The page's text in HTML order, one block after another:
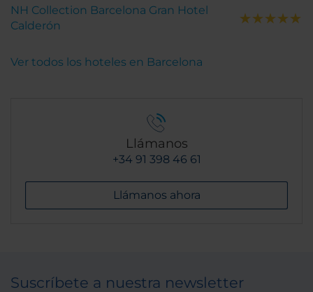
NH Collection Barcelona Gran Hotel
Calderón
Ver todos los hoteles en Barcelona
Llámanos
+34 91 398 46 61
Llámanos ahora
Suscríbete a nuestra newsletter